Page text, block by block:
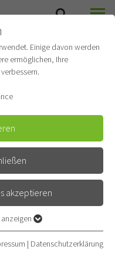
Einige davon werden
ermöglichen, Ihre
akzeptieren
Funktionen der
dass die Webseite
| Datenschutzerklärung